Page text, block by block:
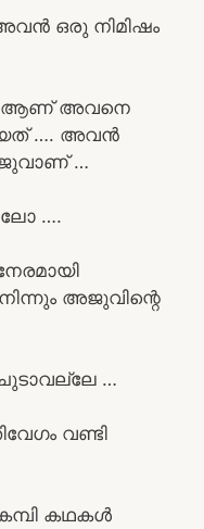
ഒരു നിമിഷം
ആണ് അവനെ
…. അവൻ
…
….
അജുവിന്റെ
…
വണ്ടി
കഥകൾ